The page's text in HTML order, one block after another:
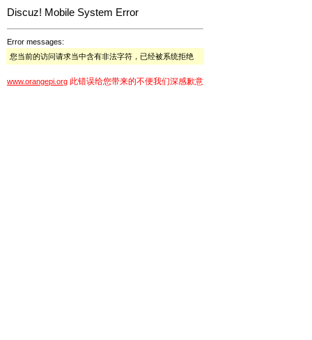
Discuz! Mobile System Error
Error messages:
您当前的访问请求当中含有非法字符，已经被系统拒绝
www.orangepi.org 此错误给您带来的不便我们深感歉意